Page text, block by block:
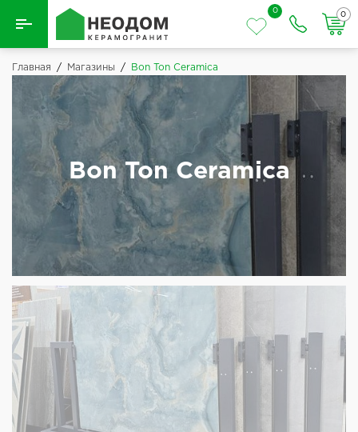
Назад
Вся плитка
Керамическая плитка
Керамогранит
0
0
Главная / Магазины / Bon Ton Ceramica
Bon Ton Ceramica